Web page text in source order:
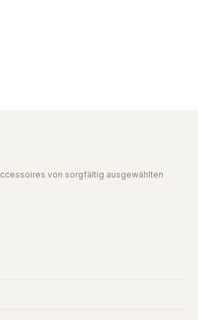
von sorgfältig ausgewählten